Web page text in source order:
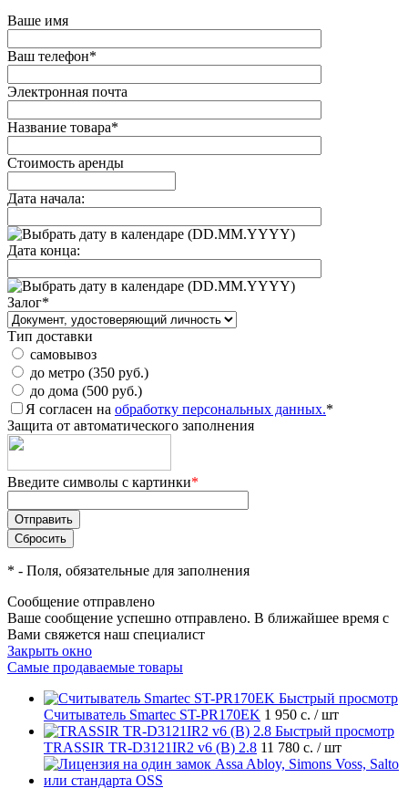
Ваше имя
Ваш телефон*
Электронная почта
Название товара*
Стоимость аренды
Дата начала:
(DD.MM.YYYY)
Дата конца:
(DD.MM.YYYY)
Залог*
Тип доставки
самовывоз
до метро (350 руб.)
до дома (500 руб.)
Я согласен на обработку персональных данных.*
Защита от автоматического заполнения
Введите символы с картинки*
* - Поля, обязательные для заполнения
Сообщение отправлено
Ваше сообщение успешно отправлено. В ближайшее время с
Вами свяжется наш специалист
Закрыть окно
Самые продаваемые товары
Быстрый просмотр
Считыватель Smartec ST-PR170EK 1 950 с. / шт
Быстрый просмотр
TRASSIR TR-D3121IR2 v6 (B) 2.8 11 780 с. / шт